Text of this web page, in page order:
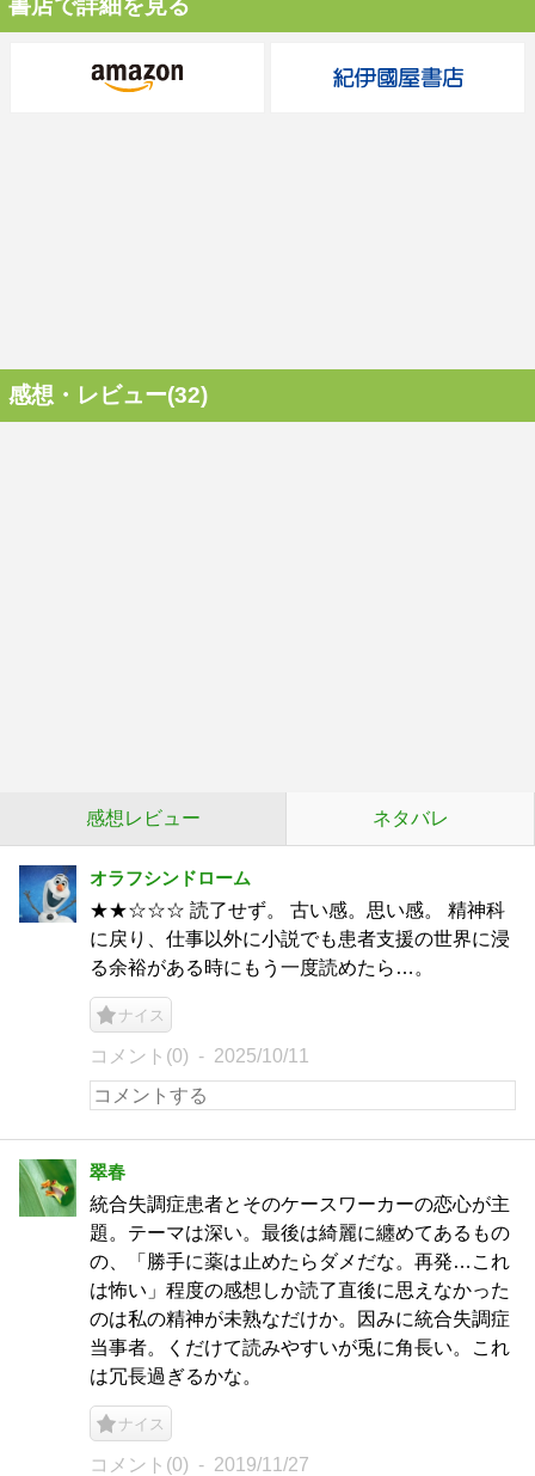
書店で詳細を見る
感想・レビュー(32)
感想レビュー ネタバレ
オラフシンドローム
★★☆☆☆ 読了せず。 古い感。思い感。 精神科
に戻り、仕事以外に小説でも患者支援の世界に浸
る余裕がある時にもう一度読めたら…。
ナイス
コメント(0) 2025/10/11
翠春
統合失調症患者とそのケースワーカーの恋心が主
題。テーマは深い。最後は綺麗に纏めてあるもの
の、「勝手に薬は止めたらダメだな。再発…これ
は怖い」程度の感想しか読了直後に思えなかった
のは私の精神が未熟なだけか。因みに統合失調症
当事者。くだけて読みやすいが兎に角長い。これ
は冗長過ぎるかな。
ナイス
コメント(0) 2019/11/27